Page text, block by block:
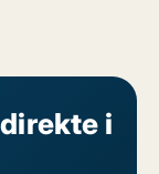
i